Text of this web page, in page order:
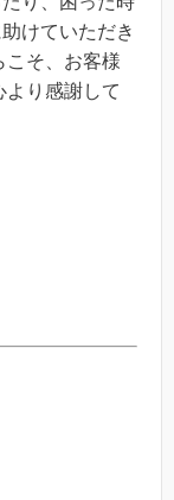
けていただき
こそ、お客様
より感謝して